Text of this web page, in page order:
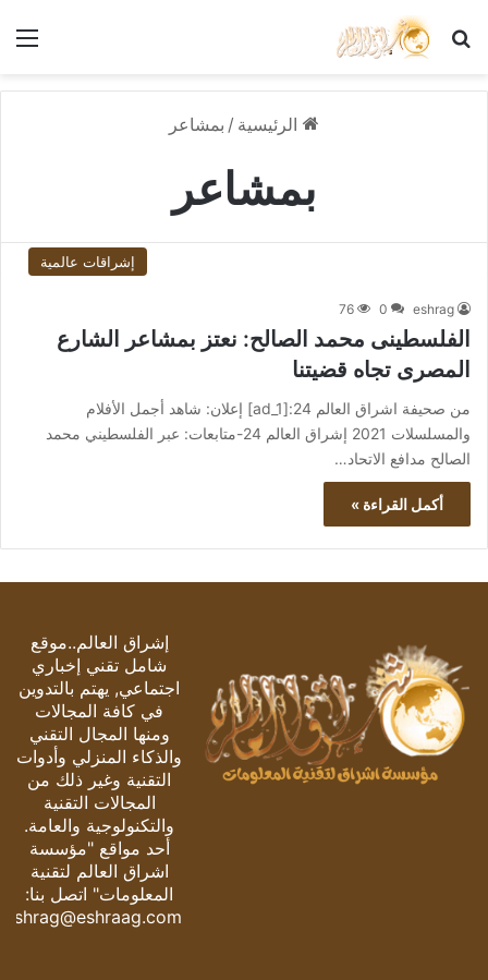
بحث عن
الرئيسية / بمشاعر
بمشاعر
إشراقات عالمية
eshrag
0
76
الفلسطينى محمد الصالح: نعتز بمشاعر الشارع
المصرى تجاه قضيتنا
من صحيفة اشراق العالم 24:[ad_1] إعلان: شاهد أجمل الأفلام
والمسلسلات 2021 إشراق العالم 24-متابعات: عبر الفلسطيني محمد
الصالح مدافع الاتحاد…
أكمل القراءة »
إشراق العالم..موقع
شامل تقني إخباري
اجتماعي, يهتم بالتدوين
في كافة المجالات
ومنها المجال التقني
والذكاء المنزلي وأدوات
التقنية وغير ذلك من
المجالات التقنية
والتكنولوجية والعامة.
أحد مواقع "مؤسسة
اشراق العالم لتقنية
المعلومات" اتصل بنا:
eshrag@eshraag.com